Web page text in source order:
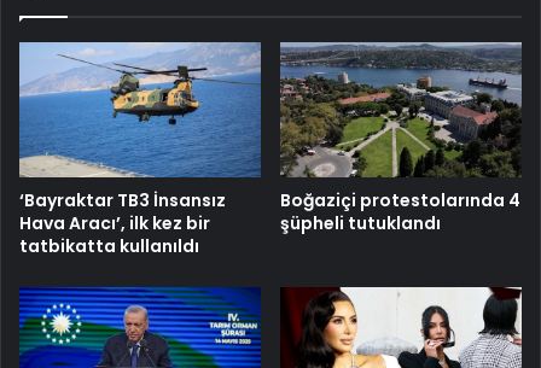
‘Bayraktar TB3 İnsansız
Hava Aracı’, ilk kez bir
tatbikatta kullanıldı
Boğaziçi protestolarında 4
şüpheli tutuklandı